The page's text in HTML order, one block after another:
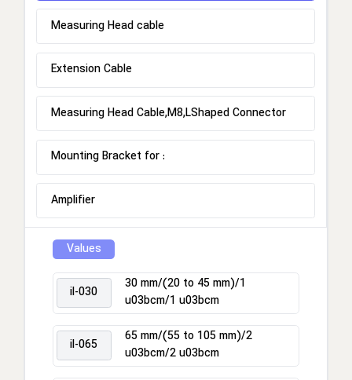
Measuring Head cable
Extension Cable
Measuring Head Cable,M8,LShaped Connector
Mounting Bracket for :
Amplifier
Values
il-030
30 mm/(20 to 45 mm)/1
u03bcm/1 u03bcm
il-065
65 mm/(55 to 105 mm)/2
u03bcm/2 u03bcm